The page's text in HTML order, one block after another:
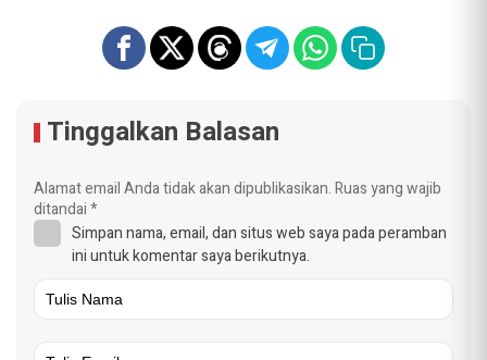
Tinggalkan Balasan
Alamat email Anda tidak akan dipublikasikan.Ruas yang wajib
ditandai*
Simpan nama, email, dan situs web saya pada peramban
ini untuk komentar saya berikutnya.